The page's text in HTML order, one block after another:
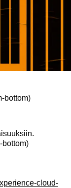
bottom)
bottom)
cloud-